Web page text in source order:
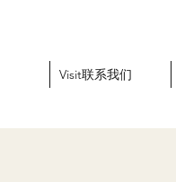
Visit联系我们